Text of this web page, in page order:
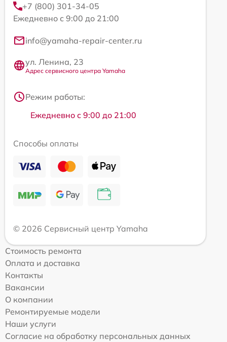
+7 (800) 301-34-05
Ежедневно с 9:00 до 21:00
info@yamaha-repair-center.ru
ул. Ленина, 23
Адрес сервисного центра Yamaha
Режим работы:
Ежедневно с 9:00 до 21:00
Способы оплаты
© 2026 Сервисный центр Yamaha
Стоимость ремонта
Оплата и доставка
Контакты
Вакансии
О компании
Ремонтируемые модели
Наши услуги
Согласие на обработку персональных данных